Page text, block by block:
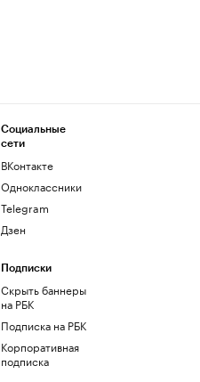
Социальные
сети
ВКонтакте
Одноклассники
Telegram
Дзен
Подписки
Скрыть баннеры
на РБК
Подписка на РБК
Корпоративная
подписка